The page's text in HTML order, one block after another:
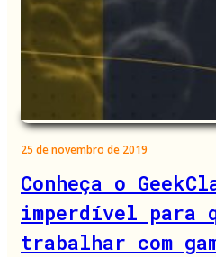
25 de novembro de 2019
Conheça o
imperdível para
trabalhar com